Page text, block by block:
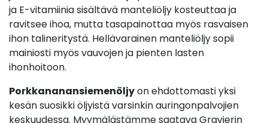
ja E-vitamiinia sisältävä manteliöljy kosteuttaa ja
ravitsee ihoa, mutta tasapainottaa myös rasvaisen
ihon talineritystä. Hellävarainen manteliöljy sopii
mainiosti myös vauvojen ja pienten lasten
ihonhoitoon.
Porkkananansiemenöljyon ehdottomasti yksi
kesän suosikki öljyistä varsinkin auringonpalvojien
keskuudessa. Myymälästämme saatava Gravierin